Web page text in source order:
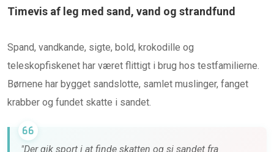
Timevis af leg med sand, vand og strandfund
Spand, vandkande, sigte, bold, krokodille og
teleskopfiskenet har været flittigt i brug hos testfamilierne.
Børnene har bygget sandslotte, samlet muslinger, fanget
krabber og fundet skatte i sandet.
"Der gik sport i at finde skatten og si sandet fra